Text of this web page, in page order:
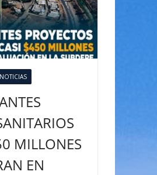
NOTICIAS
MILLONES
EN